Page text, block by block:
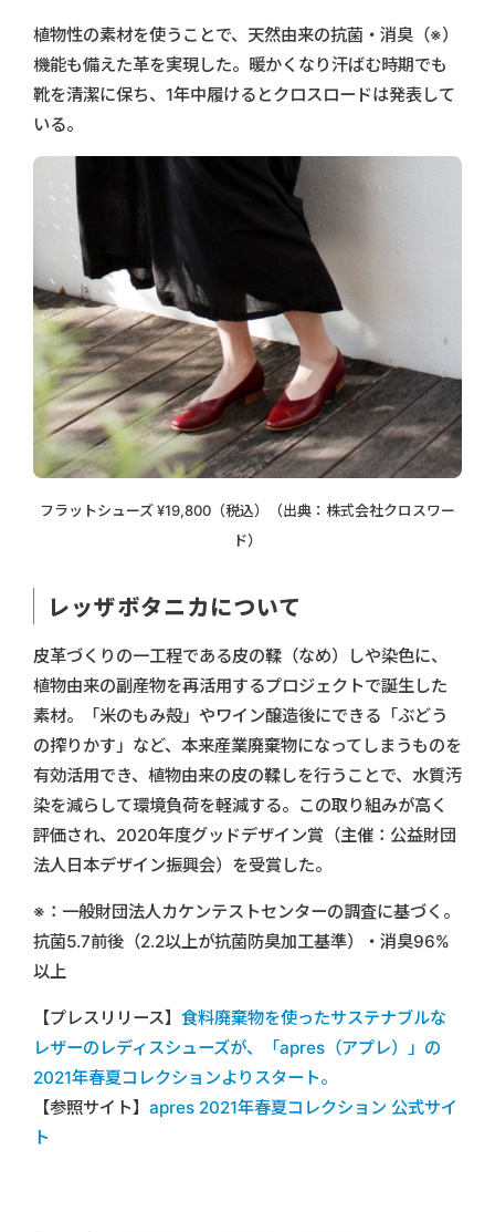
植物性の素材を使うことで、天然由来の抗菌・消臭（※）
機能も備えた革を実現した。暖かくなり汗ばむ時期でも
靴を清潔に保ち、1年中履けるとクロスロードは発表して
いる。
フラットシューズ ¥19,800（税込）（出典：株式会社クロスワー
ド）
レッザボタニカについて
皮革づくりの一工程である皮の鞣（なめ）しや染色に、
植物由来の副産物を再活用するプロジェクトで誕生した
素材。「米のもみ殻」やワイン醸造後にできる「ぶどう
の搾りかす」など、本来産業廃棄物になってしまうものを
有効活用でき、植物由来の皮の鞣しを行うことで、水質汚
染を減らして環境負荷を軽減する。この取り組みが高く
評価され、2020年度グッドデザイン賞（主催：公益財団
法人日本デザイン振興会）を受賞した。
※：一般財団法人カケンテストセンターの調査に基づく。
抗菌5.7前後（2.2以上が抗菌防臭加工基準）・消臭96%
以上
【プレスリリース】 食料廃棄物を使ったサステナブルな
レザーのレディスシューズが、「apres（アプレ）」の
2021年春夏コレクションよりスタート。
【参照サイト】 apres 2021年春夏コレクション 公式サイ
ト